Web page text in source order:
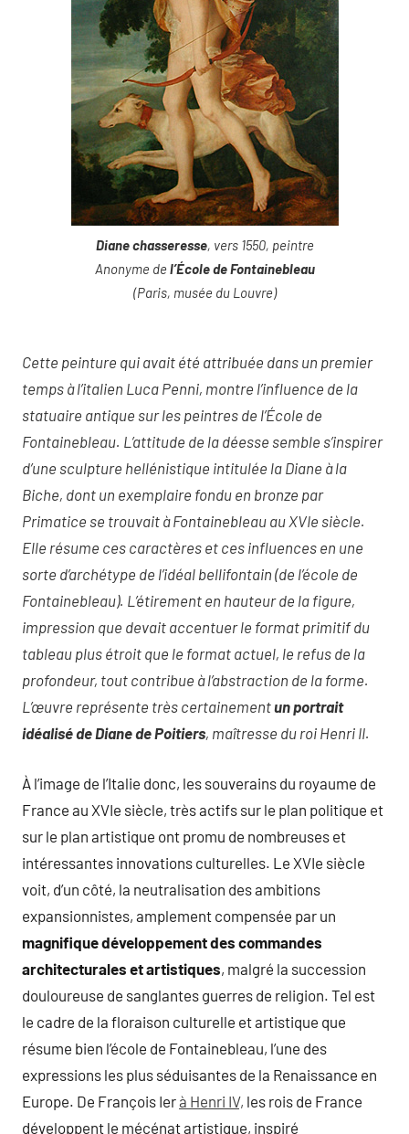
Diane chasseresse, vers 1550, peintre
Anonyme del’École de Fontainebleau
(Paris, musée du Louvre)
Cette peinture qui avait été attribuée dans un premier
temps à l’italien Luca Penni, montre l’influence de la
statuaire antique sur les peintres de l’École de
Fontainebleau. L’attitude de la déesse semble s’inspirer
d’une sculpture hellénistique intitulée la Diane à la
Biche, dont un exemplaire fondu en bronze par
Primatice se trouvait à Fontainebleau au XVIe siècle.
Elle résume ces caractères et ces influences en une
sorte d’archétype de l’idéal bellifontain (de l’école de
Fontainebleau). L’étirement en hauteur de la figure,
impression que devait accentuer le format primitif du
tableau plus étroit que le format actuel, le refus de la
profondeur, tout contribue à l’abstraction de la forme.
L’œuvre représente très certainementun portrait
idéalisé de Diane de Poitiers, maîtresse du roi Henri II.
À l’image de l’Italie donc, les souverains du royaume de
France au XVIe siècle, très actifs sur le plan politique et
sur le plan artistique ont promu de nombreuses et
intéressantes innovations culturelles. Le XVIe siècle
voit, d’un côté, la neutralisation des ambitions
expansionnistes, amplement compensée par un
magnifique développement des commandes
architecturales et artistiques, malgré la succession
douloureuse de sanglantes guerres de religion. Tel est
le cadre de la floraison culturelle et artistique que
résume bien l’école de Fontainebleau, l’une des
expressions les plus séduisantes de la Renaissance en
Europe. De François Ierà Henri IV, les rois de France
développent le mécénat artistique, inspiré